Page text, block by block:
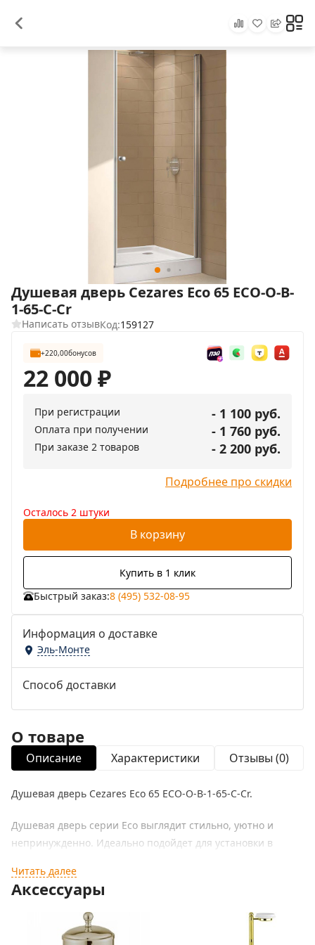
Душевая дверь Cezares Eco 65 ECO-O-B-
1-65-C-Cr
Написать отзывКод:159127
+220,00бонусов
22 000₽
При регистрации - 1 100 руб.
Оплата при получении - 1 760 руб.
При заказе 2 товаров - 2 200 руб.
Подробнее про скидки
Осталось 2 штуки
В корзину
Купить в 1 клик
Быстрый заказ:8 (495) 532-08-95
Информация о доставке
Эль-Монте
Способ доставки
О товаре
Описание Характеристики Отзывы (0)
Душевая дверь Cezares Eco 65 ECO-O-B-1-65-C-Cr.
Душевая дверь серии Eco выглядит стильно, уютно и
непринужденно. Идеально подойдет для установки в
Характеристики:
Цвет профиля: хром.
Материал профиля: анодированный алюминий, отличный
Читать далее
Аксессуары